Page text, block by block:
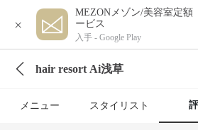
×
MEZONメゾン/美容室定額
ービス
入手 - Google Play
hair resort Ai浅草
メニュー スタイリスト